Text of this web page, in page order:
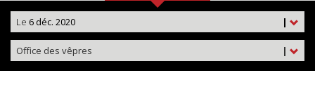
|
Le 6 déc. 2020
|
Office des vêpres